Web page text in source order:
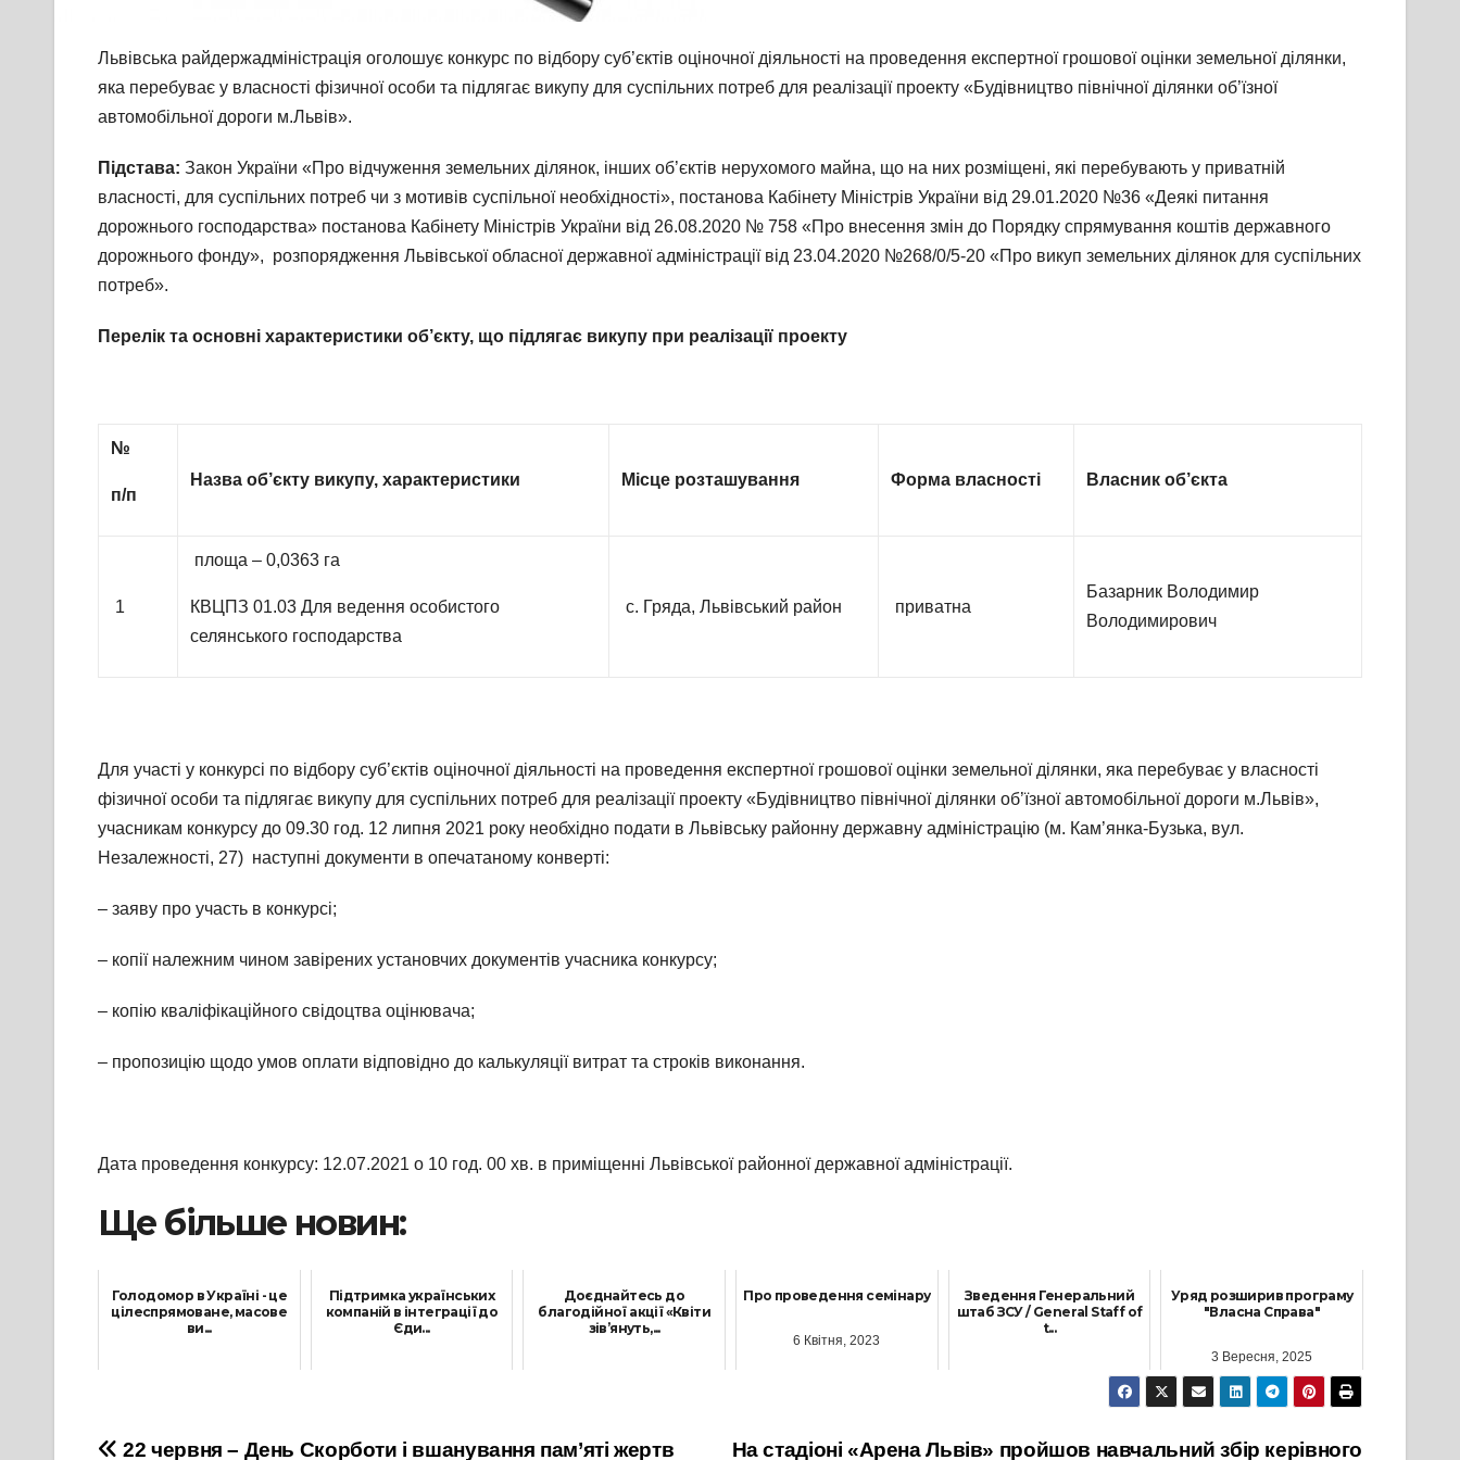
Львівська райдержадміністрація оголошує конкурс по відбору суб’єктів оціночної діяльності на проведення експертної грошової оцінки земельної ділянки,
яка перебуває у власності фізичної особи та підлягає викупу для суспільних потреб для реалізації проекту «Будівництво північної ділянки об’їзної
автомобільної дороги м.Львів».
Підстава: Закон України «Про відчуження земельних ділянок, інших об’єктів нерухомого майна, що на них розміщені, які перебувають у приватній
власності, для суспільних потреб чи з мотивів суспільної необхідності», постанова Кабінету Міністрів України від 29.01.2020 №36 «Деякі питання
дорожнього господарства» постанова Кабінету Міністрів України від 26.08.2020 № 758 «Про внесення змін до Порядку спрямування коштів державного
дорожнього фонду», розпорядження Львівської обласної державної адміністрації від 23.04.2020 №268/0/5-20 «Про викуп земельних ділянок для суспільних
потреб».
Перелік та основні характеристики об’єкту, що підлягає викупу при реалізації проекту
№
п/п
Назва об’єкту викупу, характеристики Місце розташування Форма власності Власник об’єкта
1
площа – 0,0363 га
КВЦПЗ 01.03 Для ведення особистого
селянського господарства
с. Гряда, Львівський район приватна
Базарник Володимир
Володимирович
Для участі у конкурсі по відбору суб’єктів оціночної діяльності на проведення експертної грошової оцінки земельної ділянки, яка перебуває у власності
фізичної особи та підлягає викупу для суспільних потреб для реалізації проекту «Будівництво північної ділянки об’їзної автомобільної дороги м.Львів»,
учасникам конкурсу до 09.30 год. 12 липня 2021 року необхідно подати в Львівську районну державну адміністрацію (м. Кам’янка-Бузька, вул.
Незалежності, 27) наступні документи в опечатаному конверті:
– заяву про участь в конкурсі;
– копії належним чином завірених установчих документів учасника конкурсу;
– копію кваліфікаційного свідоцтва оцінювача;
– пропозицію щодо умов оплати відповідно до калькуляції витрат та строків виконання.
Дата проведення конкурсу: 12.07.2021 о 10 год. 00 хв. в приміщенні Львівської районної державної адміністрації.
Ще більше новин:
Голодомор в Україні - це
цілеспрямоване, масове
ви...
Підтримка українських
компаній в інтеграції до
Єди...
Доєднайтесь до
благодійної акції «Квіти
зів’януть,...
Про проведення семінару
6 Квітня, 2023
Зведення Генеральний
штаб ЗСУ / General Staff of
t...
Уряд розширив програму
"Власна Справа"
3 Вересня, 2025
На стадіоні «Арена Львів» пройшов навчальний збір керівного
22 червня – День Скорботи і вшанування пам’яті жертв